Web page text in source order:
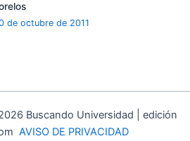
de octubre de 2011
Buscando Universidad | edición
AVISO DE PRIVACIDAD